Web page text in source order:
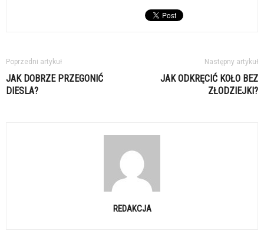
Poprzedni artykuł
JAK DOBRZE PRZEGONIĆ
DIESLA?
Następny artykuł
JAK ODKRĘCIĆ KOŁO BEZ
ZŁODZIEJKI?
REDAKCJA